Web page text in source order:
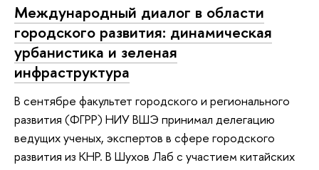
Международный диалог в области
городского развития: динамическая
урбанистика и зеленая
инфраструктура
В сентябре факультет городского и регионального
развития (ФГРР) НИУ ВШЭ принимал делегацию
ведущих ученых, экспертов в сфере городского
развития из КНР. В Шухов Лаб с участием китайских